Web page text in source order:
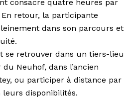
consacre quatre heures par
retour, la participante
dans son parcours et
se retrouver dans un tiers-lieu
Neuhof, dans l’ancien
ou participer à distance par
leurs disponibilités.